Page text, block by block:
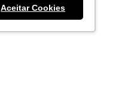
Aceitar Cookies